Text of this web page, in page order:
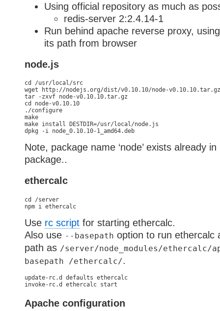
Using official repository as much as
redis-server 2:2.4.14-1
Run behind apache reverse proxy,
its path from browser
node.js
cd /usr/local/src
wget http://nodejs.org/dist/v0.10.10/node-v0.10.10.tar.gz
tar -zxvf node-v0.10.10.tar.gz
cd node-v0.10.10
./configure
make
make install DESTDIR=/usr/local/node.js
Note, package name ‘node’ exists already
package..
ethercalc
cd /server
Use rc script for starting ethercalc.
Also use --basepath option to run ethercalc
path as /server/node_modules/ethercalc/
basepath /ethercalc/.
update-rc.d defaults ethercalc
Apache configuration